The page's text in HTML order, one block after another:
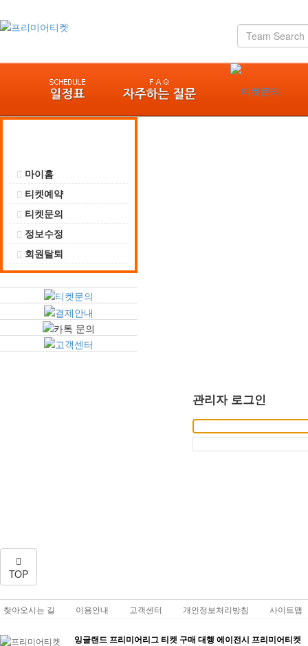
마이홈
티켓예약
티켓문의
정보수정
회원탈퇴
관리자 로그인
TOP
찾아오시는 길 이용안내 고객센터 개인정보처리방침 사이트맵
잉글랜드 프리미어리그 티켓 구매 대행 에이전시 프리미어티켓